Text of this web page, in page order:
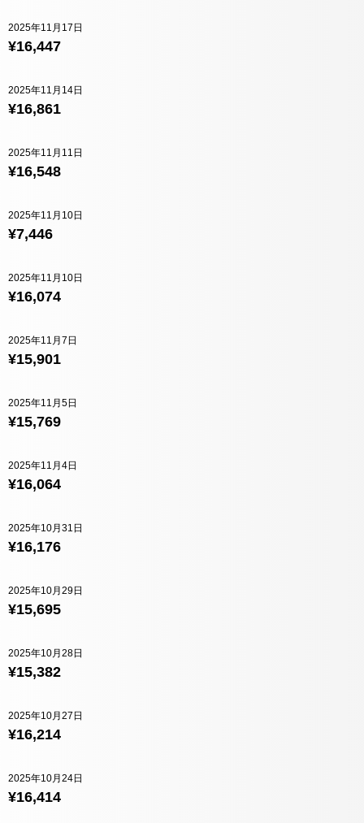
¥16,447
2025年11月17日
¥16,861
2025年11月14日
¥16,548
2025年11月11日
¥7,446
2025年11月10日
¥16,074
2025年11月10日
¥15,901
2025年11月7日
¥15,769
2025年11月5日
¥16,064
2025年11月4日
¥16,176
2025年10月31日
¥15,695
2025年10月29日
¥15,382
2025年10月28日
¥16,214
2025年10月27日
¥16,414
2025年10月24日